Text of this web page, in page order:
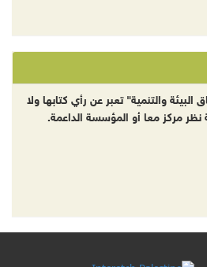
البيئة والتنمية" تعبر عن رأي كتابها ولا
نظر مركز معا أو المؤسسة الداعمة.